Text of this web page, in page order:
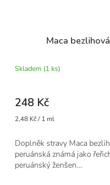
Maca
Skladem (1 ks)
248 Kč
Měrná
2,48 Kč / 1 ml
Doplněk stravy Maca
peruánská známá jako
peruánský ženšen...